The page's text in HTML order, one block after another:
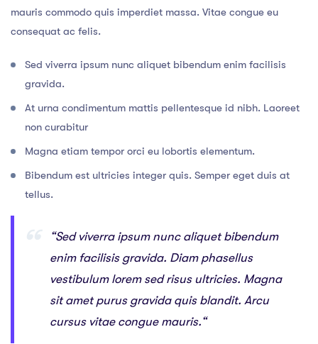
mauris commodo quis imperdiet massa. Vitae congue eu
consequat ac felis.
Sed viverra ipsum nunc aliquet bibendum enim facilisis
gravida.
At urna condimentum mattis pellentesque id nibh. Laoreet
non curabitur
Magna etiam tempor orci eu lobortis elementum.
Bibendum est ultricies integer quis. Semper eget duis at
tellus.
“Sed viverra ipsum nunc aliquet bibendum
enim facilisis gravida. Diam phasellus
vestibulum lorem sed risus ultricies. Magna
sit amet purus gravida quis blandit. Arcu
cursus vitae congue mauris.“